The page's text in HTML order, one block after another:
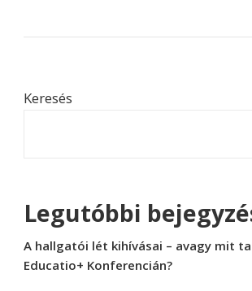
Keresés
Legutóbbi
A hallgatói lét kihívásai – avagy mit
Educatio+ Konferencián?